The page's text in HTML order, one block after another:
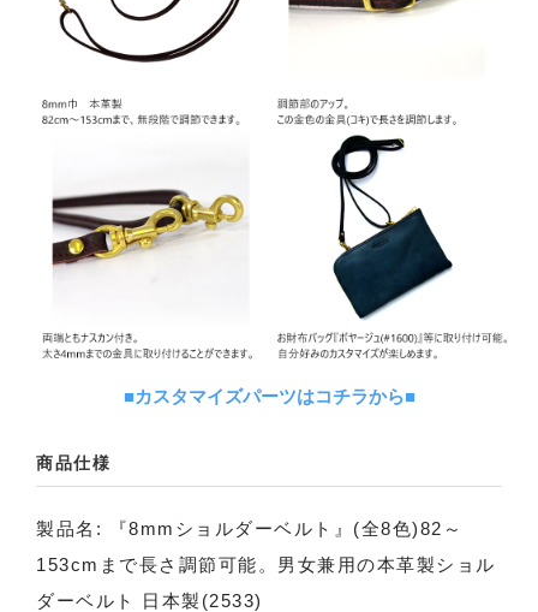
■カスタマイズパーツはコチラから■
商品仕様
製品名: 『8mmショルダーベルト』(全8色)82～
153cmまで長さ調節可能。男女兼用の本革製ショル
ダーベルト 日本製(2533)